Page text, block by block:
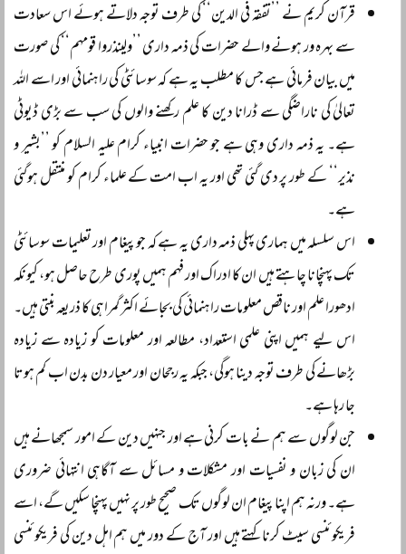
قرآن کریم نے ’’تفقہ فی الدین‘‘ کی طرف توجہ دلاتے ہوئے اس سعادت
سے بہرہ ور ہونے والے حضرات کی ذمہ داری ’’ولینذروا قومہم‘‘ کی صورت
میں بیان فرمائی ہے جس کا مطلب یہ ہے کہ سوسائٹی کی راہنمائی اور اسے اللہ
تعالیٰ کی ناراضگی سے ڈرانا دین کا علم رکھنے والوں کی سب سے بڑی ڈیوٹی
ہے۔ یہ ذمہ داری وہی ہے جو حضرات انبیاء کرام علیہ السلام کو ’’بشیر و
نذیر‘‘ کے طور پر دی گئی تھی اور یہ اب امت کے علماء کرام کو منتقل ہوگئی
ہے۔
اس سلسلہ میں ہماری پہلی ذمہ داری یہ ہے کہ جو پیغام اور تعلیمات سوسائٹی
تک پہنچانا چاہتے ہیں ان کا ادراک اور فہم ہمیں پوری طرح حاصل ہو، کیونکہ
ادھورا علم اور ناقص معلومات راہنمائی کی بجائے اکثر گمراہی کا ذریعہ بنتی ہیں۔
اس لیے ہمیں اپنی علمی استعداد، مطالعہ اور معلومات کو زیادہ سے زیادہ
بڑھانے کی طرف توجہ دینا ہوگی، جبکہ یہ رجحان اور معیار دن بدن اب کم ہوتا
جا رہا ہے۔
جن لوگوں سے ہم نے بات کرنی ہے اور جنہیں دین کے امور سمجھانے ہیں
ان کی زبان و نفسیات اور مشکلات و مسائل سے آگاہی انتہائی ضروری
ہے۔ ورنہ ہم اپنا پیغام ان لوگوں تک صحیح طور پر نہیں پہنچا سکیں گے، اسے
فریکوئنسی سیٹ کرنا کہتے ہیں اور آج کے دور میں ہم اہل دین کی فریکوئنسی